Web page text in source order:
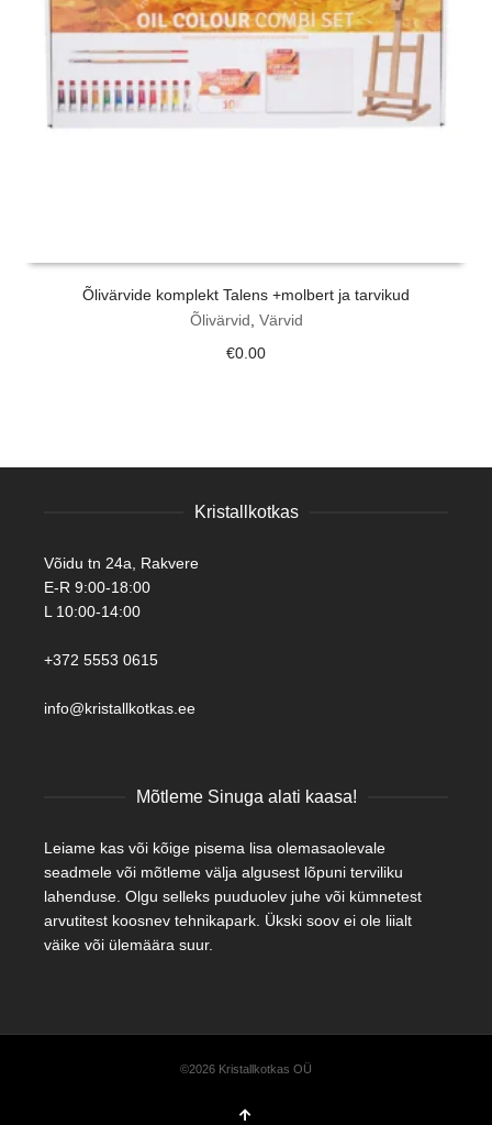
Õlivärvide komplekt Talens +molbert ja tarvikud
Õlivärvid, Värvid
€0.00
Kristallkotkas
Võidu tn 24a, Rakvere
E-R 9:00-18:00
L 10:00-14:00
+372 5553 0615
info@kristallkotkas.ee
Mõtleme Sinuga alati kaasa!
Leiame kas või kõige pisema lisa olemasaolevale
seadmele või mõtleme välja algusest lõpuni terviliku
lahenduse. Olgu selleks puuduolev juhe või kümnetest
arvutitest koosnev tehnikapark. Ükski soov ei ole liialt
väike või ülemäära suur.
©2026 Kristallkotkas OÜ